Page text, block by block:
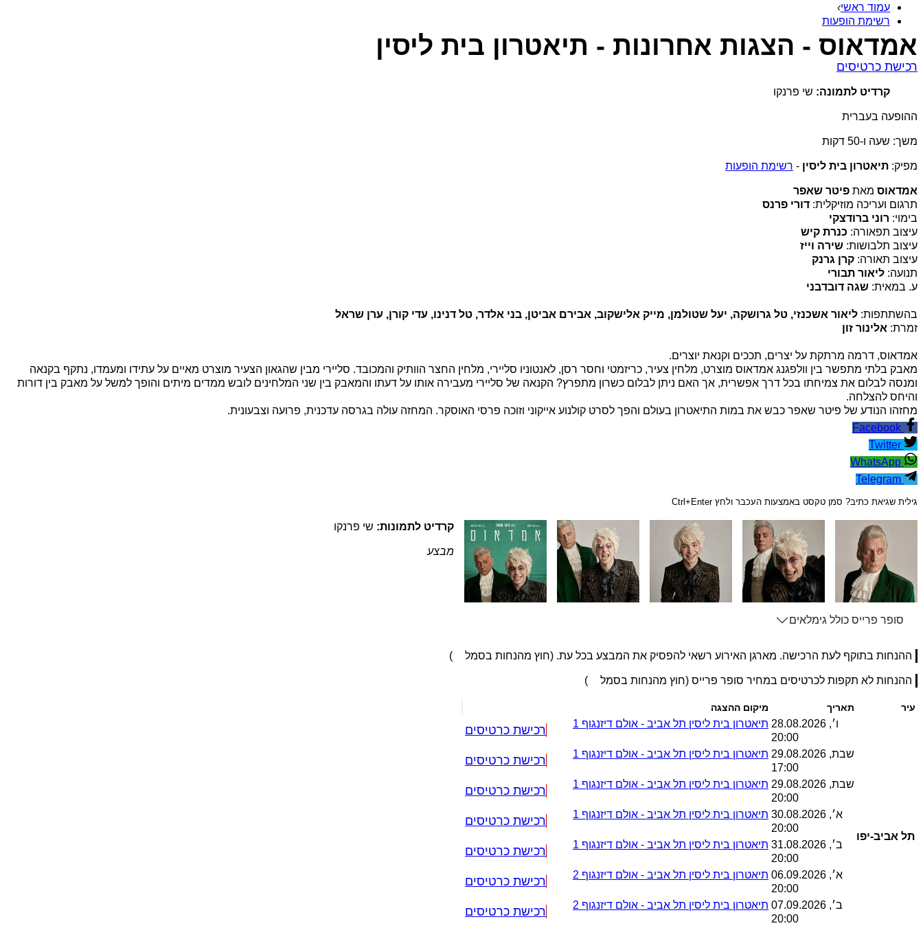
עמוד ראשי›
רשימת הופעות
אמדאוס - הצגות אחרונות - תיאטרון בית ליסין
רכישת כרטיסים
קרדיט לתמונה: שי פרנקו
ההופעה בעברית
משך: שעה ו-50 דקות
מפיק: תיאטרון בית ליסין - רשימת הופעות
אמדאוס מאת פיטר שאפר
תרגום ועריכה מוזיקלית: דורי פרנס
בימוי: רוני ברודצקי
עיצוב תפאורה: כנרת קיש
עיצוב תלבושות: שירה וייז
עיצוב תאורה: קרן גרנק
תנועה: ליאור תבורי
ע. במאית: שגה דובדבני
בהשתתפות: ליאור אשכנזי, טל גרושקה, יעל שטולמן, מייק אלישקוב, אבירם אביטן, בני אלדר, טל דנינו, עדי קורן, ערן שראל
זמרת: אלינור זון
אמדאוס, דרמה מרתקת על יצרים, תככים וקנאת יוצרים.
מאבק בלתי מתפשר בין וולפגנג אמדאוס מוצרט, מלחין צעיר, כריזמטי וחסר רסן, לאנטוניו סליירי, מלחין החצר הוותיק והמכובד. סליירי מבין שהגאון הצעיר מוצרט מאיים על עתידו ומעמדו, נתקף בקנאה
ומנסה לבלום את צמיחתו בכל דרך אפשרית, אך האם ניתן לבלום כשרון מתפרץ? הקנאה של סליירי מעבירה אותו על דעתו והמאבק בין שני המלחינים לובש ממדים מיתים והופך למשל על מאבק בין דורות
והיחס להצלחה.
מחזהו הנודע של פיטר שאפר כבש את במות התיאטרון בעולם והפך לסרט קולנוע אייקוני וזוכה פרסי האוסקר. המחזה עולה בגרסה עדכנית, פרועה וצבעונית.
גילית שגיאת כתיב? סמן טקסט באמצעות העכבר ולחץ Ctrl+Enter
קרדיט לתמונות: שי פרנקו
מבצע
סופר פרייס כולל גימלאים
ההנחות בתוקף לעת הרכישה. מארגן האירוע רשאי להפסיק את המבצע בכל עת. (חוץ מהנחות בסמל )
ההנחות לא תקפות לכרטיסים במחיר סופר פרייס (חוץ מהנחות בסמל )
עיר תאריך מיקום ההצגה
תל אביב-יפו
ו׳, 28.08.2026
20:00
תיאטרון בית ליסין תל אביב - אולם דיזנגוף 1 רכישת כרטיסים
שבת, 29.08.2026
17:00
תיאטרון בית ליסין תל אביב - אולם דיזנגוף 1 רכישת כרטיסים
שבת, 29.08.2026
20:00
תיאטרון בית ליסין תל אביב - אולם דיזנגוף 1 רכישת כרטיסים
א׳, 30.08.2026
20:00
תיאטרון בית ליסין תל אביב - אולם דיזנגוף 1 רכישת כרטיסים
ב׳, 31.08.2026
20:00
תיאטרון בית ליסין תל אביב - אולם דיזנגוף 1 רכישת כרטיסים
א׳, 06.09.2026
20:00
תיאטרון בית ליסין תל אביב - אולם דיזנגוף 2 רכישת כרטיסים
ב׳, 07.09.2026
20:00
תיאטרון בית ליסין תל אביב - אולם דיזנגוף 2 רכישת כרטיסים